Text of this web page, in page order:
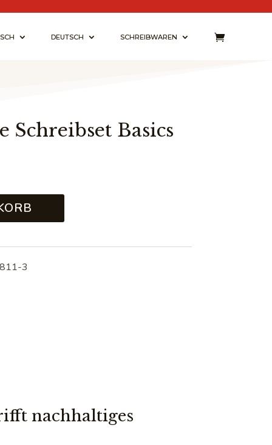
DEUTSCH SCHREIBWAREN
Basics
3
nachhaltiges